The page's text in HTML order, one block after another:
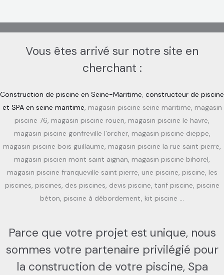
Vous êtes arrivé sur notre site en
cherchant :
Construction de piscine en Seine-Maritime, constructeur de piscine
et SPA en seine maritime, magasin piscine seine maritime, magasin
piscine 76, magasin piscine rouen, magasin piscine le havre,
magasin piscine gonfreville l'orcher, magasin piscine dieppe,
magasin piscine bois guillaume, magasin piscine la rue saint pierre,
magasin piscien mont saint aignan, magasin piscine bihorel,
magasin piscine franqueville saint pierre, une piscine, piscine, les
piscines, piscines, des piscines, devis piscine, tarif piscine, piscine
béton, piscine à débordement, kit piscine …
Parce que votre projet est unique, nous
sommes votre partenaire privilégié pour
la construction de votre piscine, Spa